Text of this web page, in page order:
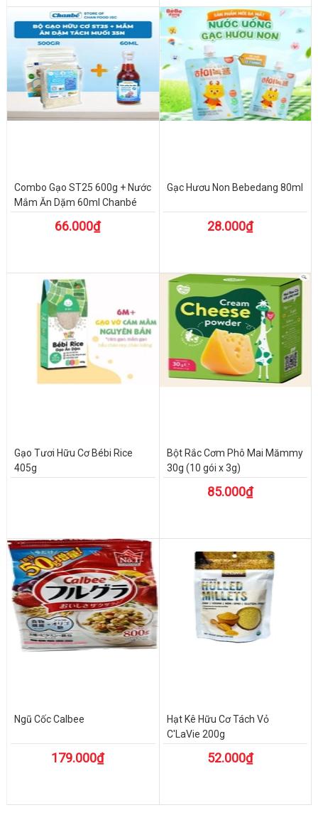
Combo Gạo ST25 600g + Nước
Mắm Ăn Dặm 60ml Chanbé
66.000₫
Gạc Hươu Non Bebedang 80ml
28.000₫
Gạo Tươi Hữu Cơ Bébi Rice
405g
Bột Rắc Cơm Phô Mai Mămmy
30g (10 gói x 3g)
85.000₫
Ngũ Cốc Calbee
179.000₫
Hạt Kê Hữu Cơ Tách Vỏ
C'LaVie 200g
52.000₫